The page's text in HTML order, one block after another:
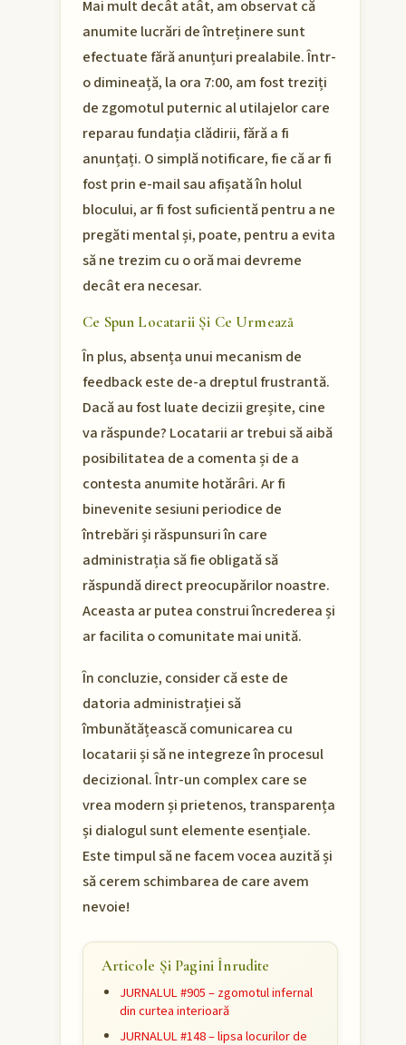
Mai mult decât atât, am observat că
anumite lucrări de întreținere sunt
efectuate fără anunțuri prealabile. Într-
o dimineață, la ora 7:00, am fost treziți
de zgomotul puternic al utilajelor care
reparau fundația clădirii, fără a fi
anunțați. O simplă notificare, fie că ar fi
fost prin e-mail sau afișată în holul
blocului, ar fi fost suficientă pentru a ne
pregăti mental și, poate, pentru a evita
să ne trezim cu o oră mai devreme
decât era necesar.
Ce Spun Locatarii Și Ce Urmează
În plus, absența unui mecanism de
feedback este de-a dreptul frustrantă.
Dacă au fost luate decizii greșite, cine
va răspunde? Locatarii ar trebui să aibă
posibilitatea de a comenta și de a
contesta anumite hotărâri. Ar fi
binevenite sesiuni periodice de
întrebări și răspunsuri în care
administrația să fie obligată să
răspundă direct preocupărilor noastre.
Aceasta ar putea construi încrederea și
ar facilita o comunitate mai unită.
În concluzie, consider că este de
datoria administrației să
îmbunătățească comunicarea cu
locatarii și să ne integreze în procesul
decizional. Într-un complex care se
vrea modern și prietenos, transparența
și dialogul sunt elemente esențiale.
Este timpul să ne facem vocea auzită și
să cerem schimbarea de care avem
nevoie!
Articole Și Pagini Înrudite
JURNALUL #905 – zgomotul infernal
din curtea interioară
JURNALUL #148 – lipsa locurilor de